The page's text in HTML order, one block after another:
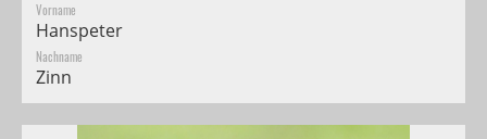
Vorname
Hanspeter
Nachname
Zinn